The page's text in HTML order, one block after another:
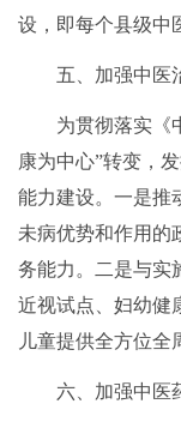
设，即每个县级中
五、加强中医
为贯彻落实《
康为中心”转变，
能力建设。一是推
未病优势和作用的
务能力。二是与实
近视试点、妇幼健
儿童提供全方位全
六、加强中医